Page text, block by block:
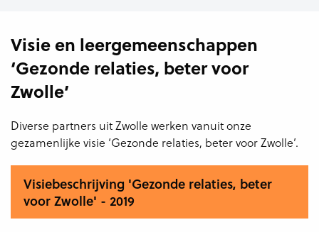
Visie en leergemeenschappen
‘Gezonde relaties, beter voor
Zwolle’
Diverse partners uit Zwolle werken vanuit onze
gezamenlijke visie ‘Gezonde relaties, beter voor Zwolle’.
Visiebeschrijving 'Gezonde relaties, beter
voor Zwolle' - 2019